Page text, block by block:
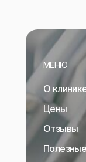
МЕНЮ
О
Цены
Отзывы